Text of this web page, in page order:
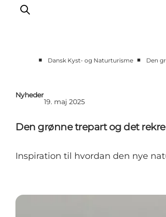
Programmer
Vidensbank
Om os
■ Dansk Kyst- og Naturturisme ■ Den
Nyheder
19. maj 2025
Den grønne trepart og det
Inspiration til hvordan den nye